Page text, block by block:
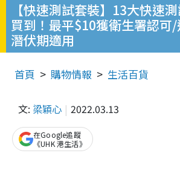
【快速測試套裝】13大快速
買到！最平$10獲衛生署認可
潛伏期適用
首頁 購物情報 生活百貨
文: 梁穎心 2022.03.13
在Google追蹤
《UHK 港生活》